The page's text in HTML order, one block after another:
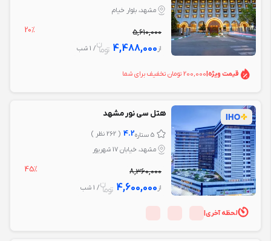
مشهد، بلوار خيام
5,610,000
20%
از 4,488,000 / 1 شب
قیمت ویژه 200,000 تومان تخفیف برای شما
هتل سی نور مشهد
5 ستاره 4.2 ( 262 نظر )
مشهد، خیابان 17 شهریور
8,360,000
45%
از 4,600,000 / 1 شب
لحظه آخری|